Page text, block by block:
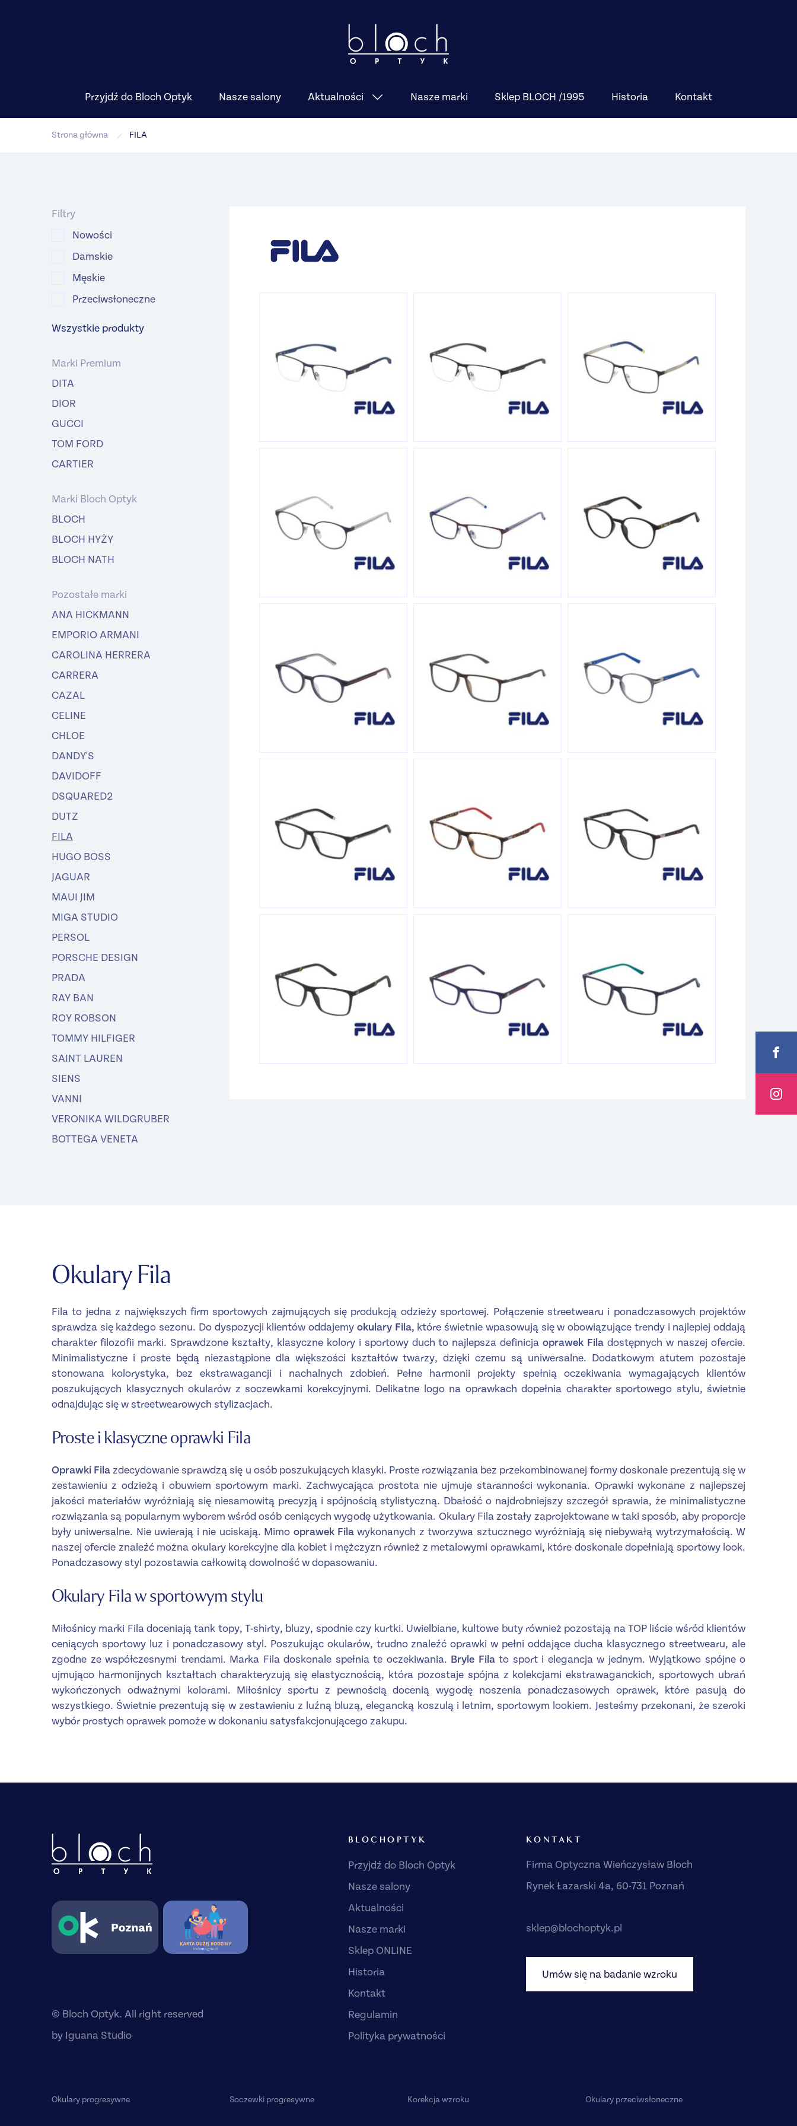
Przyjdź do Bloch Optyk Nasze salony Aktualności Nasze marki Sklep BLOCH /1995 Historia Kontakt
Strona główna FILA
Filtry
Nowości
Damskie
Męskie
Przeciwsłoneczne
Wszystkie produkty
Marki Premium
DITA
DIOR
GUCCI
TOM FORD
CARTIER
Marki Bloch Optyk
BLOCH
BLOCH HYŻY
BLOCH NATH
Pozostałe marki
ANA HICKMANN
EMPORIO ARMANI
CAROLINA HERRERA
CARRERA
CAZAL
CELINE
CHLOE
DANDY'S
DAVIDOFF
DSQUARED2
DUTZ
FILA
HUGO BOSS
JAGUAR
MAUI JIM
MIGA STUDIO
PERSOL
PORSCHE DESIGN
PRADA
RAY BAN
ROY ROBSON
TOMMY HILFIGER
SAINT LAUREN
SIENS
VANNI
VERONIKA WILDGRUBER
BOTTEGA VENETA
Okulary Fila
Fila to jedna z największych firm sportowych zajmujących się produkcją odzieży sportowej. Połączenie streetwearu i ponadczasowych projektów
sprawdza się każdego sezonu. Do dyspozycji klientów oddajemy okulary Fila, które świetnie wpasowują się w obowiązujące trendy i najlepiej oddają
charakter filozofii marki. Sprawdzone kształty, klasyczne kolory i sportowy duch to najlepsza definicjaoprawek Fila dostępnych w naszej ofercie.
Minimalistyczne i proste będą niezastąpione dla większości kształtów twarzy, dzięki czemu są uniwersalne. Dodatkowym atutem pozostaje
stonowana kolorystyka, bez ekstrawagancji i nachalnych zdobień. Pełne harmonii projekty spełnią oczekiwania wymagających klientów
poszukujących klasycznych okularów z soczewkami korekcyjnymi. Delikatne logo na oprawkach dopełnia charakter sportowego stylu, świetnie
odnajdując się w streetwearowych stylizacjach.
Proste i klasyczne oprawki Fila
Oprawki Filazdecydowanie sprawdzą się u osób poszukujących klasyki. Proste rozwiązania bez przekombinowanej formy doskonale prezentują się w
zestawieniu z odzieżą i obuwiem sportowym marki. Zachwycająca prostota nie ujmuje staranności wykonania. Oprawki wykonane z najlepszej
jakości materiałów wyróżniają się niesamowitą precyzją i spójnością stylistyczną. Dbałość o najdrobniejszy szczegół sprawia, że minimalistyczne
rozwiązania są popularnym wyborem wśród osób ceniących wygodę użytkowania. Okulary Fila zostały zaprojektowane w taki sposób, aby proporcje
były uniwersalne. Nie uwierają i nie uciskają. Mimo oprawek Filawykonanych z tworzywa sztucznego wyróżniają się niebywałą wytrzymałością. W
naszej ofercie znaleźć można okulary korekcyjne dla kobiet i mężczyzn również z metalowymi oprawkami, które doskonale dopełniają sportowy look.
Ponadczasowy styl pozostawia całkowitą dowolność w dopasowaniu.
Okulary Fila w sportowym stylu
Miłośnicy marki Fila doceniają tank topy, T-shirty, bluzy, spodnie czy kurtki. Uwielbiane, kultowe buty również pozostają na TOP liście wśród klientów
ceniących sportowy luz i ponadczasowy styl. Poszukując okularów, trudno znaleźć oprawki w pełni oddające ducha klasycznego streetwearu, ale
zgodne ze współczesnymi trendami. Marka Fila doskonale spełnia te oczekiwania. Bryle Fila to sport i elegancja w jednym. Wyjątkowo spójne o
ujmująco harmonijnych kształtach charakteryzują się elastycznością, która pozostaje spójna z kolekcjami ekstrawaganckich, sportowych ubrań
wykończonych odważnymi kolorami. Miłośnicy sportu z pewnością docenią wygodę noszenia ponadczasowych oprawek, które pasują do
wszystkiego. Świetnie prezentują się w zestawieniu z luźną bluzą, elegancką koszulą i letnim, sportowym lookiem. Jesteśmy przekonani, że szeroki
wybór prostych oprawek pomoże w dokonaniu satysfakcjonującego zakupu.
© Bloch Optyk. All right reserved
by Iguana Studio
BLOCHOPTYK
Przyjdź do Bloch Optyk
Nasze salony
Aktualności
Nasze marki
Sklep ONLINE
Historia
Kontakt
Regulamin
Polityka prywatności
KONTAKT
Firma Optyczna Wieńczysław Bloch
Rynek Łazarski 4a, 60-731 Poznań
sklep@blochoptyk.pl
Umów się na badanie wzroku
Okulary progresywne Soczewki progresywne Korekcja wzroku Okulary przeciwsłoneczne